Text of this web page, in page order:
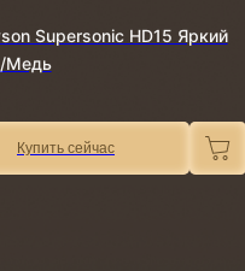
Supersonic HD15 Яркий
Медь
Купить сейчас